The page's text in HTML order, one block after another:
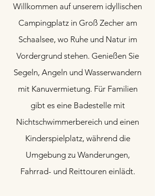
Willkommen auf unserem idyllischen
Campingplatz in Groß Zecher am
Schaalsee, wo Ruhe und Natur im
Vordergrund stehen. Genießen Sie
Segeln, Angeln und Wasserwandern
mit Kanuvermietung. Für Familien
gibt es eine Badestelle mit
Nichtschwimmerbereich und einen
Kinderspielplatz, während die
Umgebung zu Wanderungen,
Fahrrad- und Reittouren einlädt.